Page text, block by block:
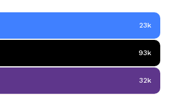
23k
93k
32k